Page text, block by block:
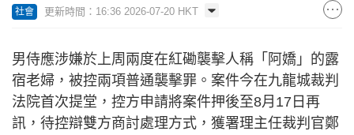
社會 更新時間：16:36 2026-07-20 HKT
男侍應涉嫌於上周兩度在紅磡襲擊人稱「阿嬌」的露
宿老婦，被控兩項普通襲擊罪。案件今在九龍城裁判
法院首次提堂，控方申請將案件押後至8月17日再
訊，待控辯雙方商討處理方式，獲署理主任裁判官鄭